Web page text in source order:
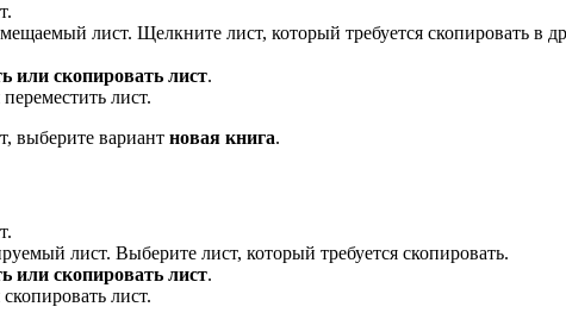
лист. Щелкните лист, который требуется скопировать в
или скопировать лист.
лист.
выберите вариант новая книга.
лист. Выберите лист, который требуется скопировать.
или скопировать лист.
лист.